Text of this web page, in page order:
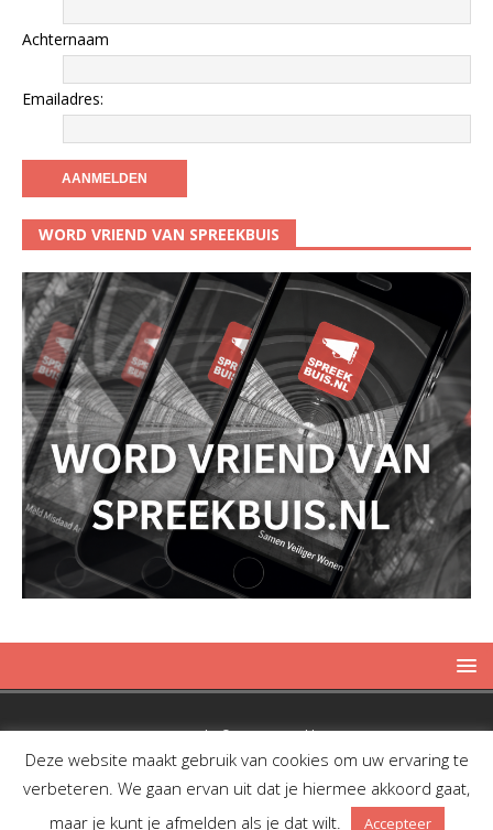
Achternaam
Emailadres:
WORD VRIEND VAN SPREEKBUIS
Copyright © 2019 Spreekbuis
Deze website maakt gebruik van cookies om uw ervaring te
verbeteren. We gaan ervan uit dat je hiermee akkoord gaat,
maar je kunt je afmelden als je dat wilt.
Accepteer